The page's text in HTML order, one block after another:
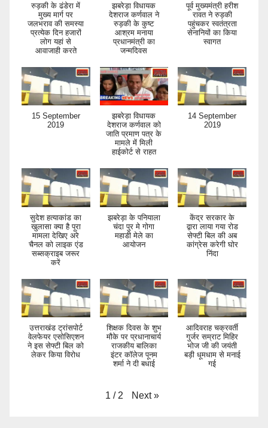
रुड़की के ढंडेरा में
मुख्य मार्ग पर
जलभराव की समस्या
प्रत्येक दिन हजारों
लोग यहां से
आवाजाही करते
झबरेड़ा विधायक
देशराज कर्णवाल ने
रुड़की के कुष्ट
आश्रम मनाया
प्रधानमंत्री का
जन्मदिवस
पूर्व मुख्यमंत्री हरीश
रावत ने रुड़की
पहुंचकर स्वतंत्रता
सेनानियों का किया
स्वागत
15 September
2019
झबरेड़ा विधायक
देशराज कर्णवाल को
जाति प्रमाण पत्र के
मामले में मिली
हाईकोर्ट से राहत
14 September
2019
सुदेश हत्याकांड का
खुलासा क्या है पूरा
मामला देखिए अरे
चैनल को लाइक एंड
सब्सक्राइब जरूर
करें
झबरेड़ा के पनियाला
चंदा पुर मे गोगा
महाडी मेले का
आयोजन
केंद्र सरकार के
द्वारा लाया गया रोड
सेफ्टी बिल की अब
कांग्रेस करेगी घोर
निंदा
उत्तराखंड ट्रांसपोर्ट
वेलफेयर एसोसिएशन
ने इस सेफ्टी बिल को
लेकर किया विरोध
शिक्षक दिवस के शुभ
मौके पर प्रधानाचार्य
राजकीय बालिका
इंटर कॉलेज पूनम
शर्मा ने दी बधाई
आदिवराह चक्रवर्ती
गुर्जर सम्राट मिहिर
भोज जी की जयंती
बड़ी धूमधाम से मनाई
गई
1 / 2 Next »